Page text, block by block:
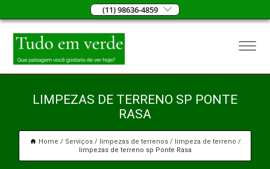
(11) 98636-4859
LIMPEZAS DE TERRENO SP PONTE
RASA
Home Serviços limpezas de terrenos
limpeza de terreno
limpezas de terreno sp Ponte Rasa